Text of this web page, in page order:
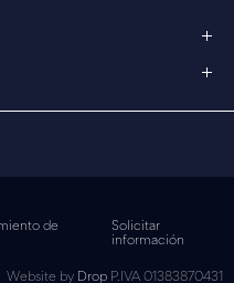
de
Solicitar
información
Website by Drop P.IVA 01383870431